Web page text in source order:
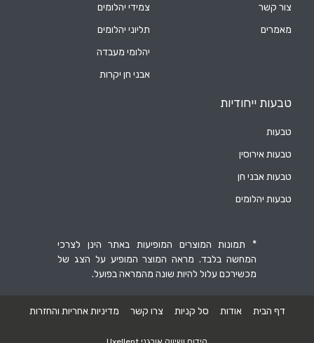
צור קשר
מאמרים
צמידי יהלומים
תליוני יהלומים
יהלומי מעבדה
אבני חן יקרות
טבעות ייחודיות
טבעות
טבעות אירוסין
טבעות אבני חן
טבעות יהלומים
* תמונות המוצרים המופיעות באתר הינן לצרכי
המחשה בלבד. מראה המוצר המופיע על הצג של
מכשירכם עלול להיות שונה מהמראה בפועל.
דף הבית אודות סל קניות צרו קשר מדיניות אחריות והחזרות